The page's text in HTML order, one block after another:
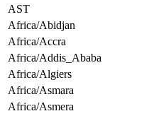
AST
Africa/Abidjan
Africa/Accra
Africa/Addis_Ababa
Africa/Algiers
Africa/Asmara
Africa/Asmera